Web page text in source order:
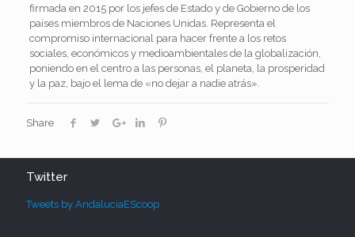
firmada en 2015 por los jefes de Estado y de Gobierno de los
países miembros de Naciones Unidas. Representa el
compromiso internacional para hacer frente a los retos
sociales, económicos y medioambientales de la globalización,
poniendo en el centro a las personas, el planeta, la prosperidad
y la paz, bajo el lema de «no dejar a nadie atrás».
Share
Twitter
Tweets by AndaluciaEScoop